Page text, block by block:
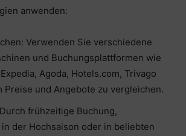
anwenden:
Verwenden Sie verschiedene
und Buchungsplattformen wie
Agoda, Hotels.com, Trivago
Preise und Angebote zu vergleichen.
frühzeitige Buchung,
der Hochsaison oder in beliebten